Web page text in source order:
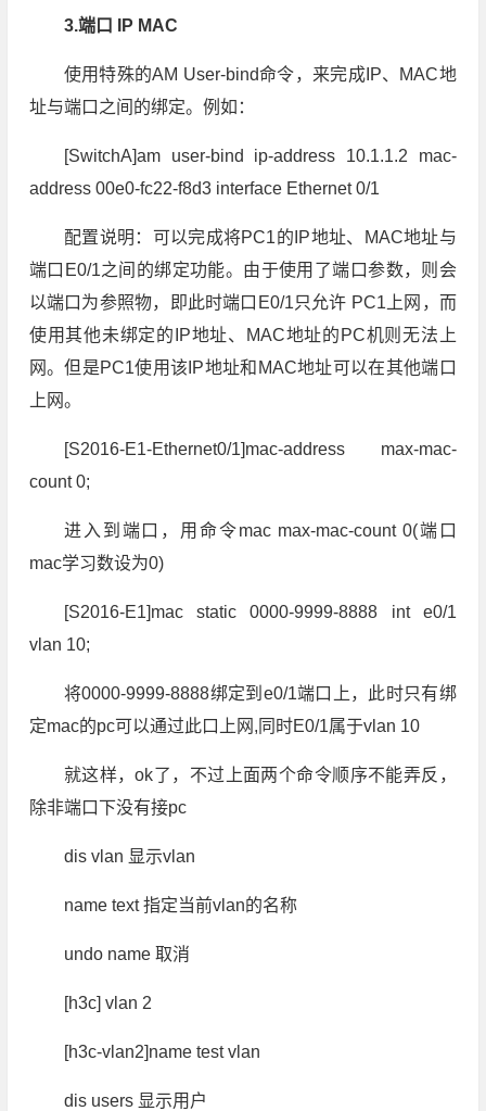
3.端口 IP MAC
使用特殊的AM User-bind命令，来完成IP、MAC地
址与端口之间的绑定。例如：
[SwitchA]am user-bind ip-address 10.1.1.2 mac-
address 00e0-fc22-f8d3 interface Ethernet 0/1
配置说明：可以完成将PC1的IP地址、MAC地址与
端口E0/1之间的绑定功能。由于使用了端口参数，则会
以端口为参照物，即此时端口E0/1只允许 PC1上网，而
使用其他未绑定的IP地址、MAC地址的PC机则无法上
网。但是PC1使用该IP地址和MAC地址可以在其他端口
上网。
[S2016-E1-Ethernet0/1]mac-address max-mac-
count 0;
进入到端口，用命令mac max-mac-count 0(端口
mac学习数设为0)
[S2016-E1]mac static 0000-9999-8888 int e0/1
vlan 10;
将0000-9999-8888绑定到e0/1端口上，此时只有绑
定mac的pc可以通过此口上网,同时E0/1属于vlan 10
就这样，ok了，不过上面两个命令顺序不能弄反，
除非端口下没有接pc
dis vlan 显示vlan
name text 指定当前vlan的名称
undo name 取消
[h3c] vlan 2
[h3c-vlan2]name test vlan
dis users 显示用户